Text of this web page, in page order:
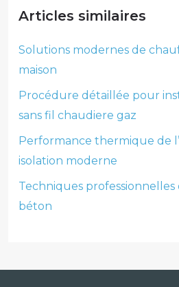
Articles similaires
Solutions modernes de
maison
Procédure détaillée pour
sans fil chaudiere gaz
Performance thermique de
isolation moderne
Techniques professionnelles
béton